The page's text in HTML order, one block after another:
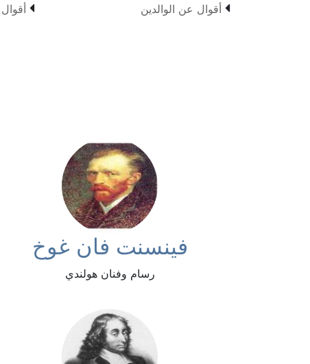
 أقوال عن الوالدين

فينسنت فان غوخ
رسام وفنان هولندي